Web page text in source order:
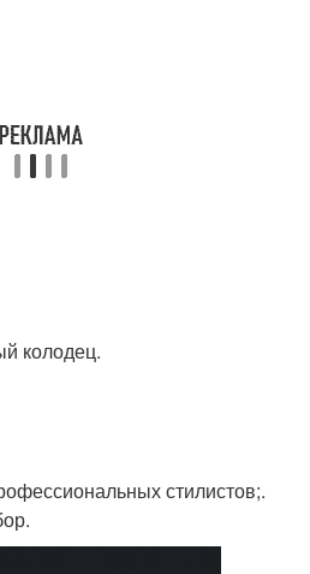
колодец.
стилистов;.